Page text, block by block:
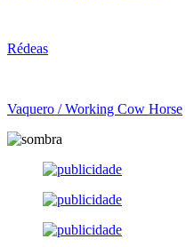
Rédeas
Vaquero / Working Cow Horse